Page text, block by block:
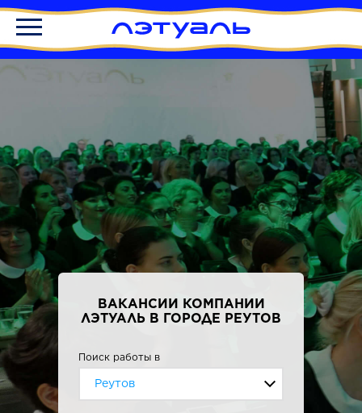
ВАКАНСИИ КОМПАНИИ
ЛЭТУАЛЬ В ГОРОДЕ РЕУТОВ
Поиск работы в
Реутов